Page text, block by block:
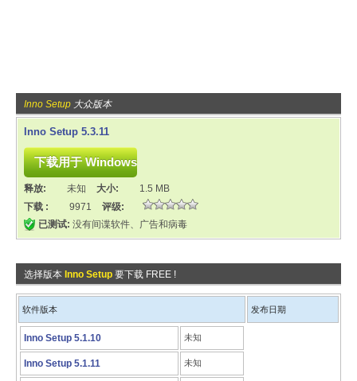
Inno Setup 大众版本
Inno Setup 5.3.11
释放: 未知 大小:
1.5 MB
下载 :
9971
评级:
已测试: 没有间谍软件、广告和病毒
选择版本 Inno Setup 要下载 FREE !
软件版本 发布日期
Inno Setup 5.1.10 未知
Inno Setup 5.1.11 未知